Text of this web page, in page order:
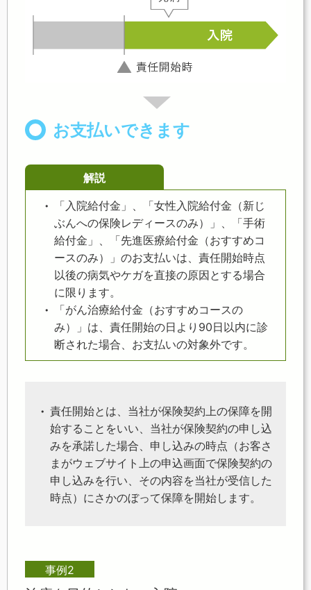
お支払いできます
解説
「入院給付金」、「女性入院給付金（新じ
ぶんへの保険レディースのみ）」、「手術
給付金」、「先進医療給付金（おすすめコ
ースのみ）」のお支払いは、責任開始時点
以後の病気やケガを直接の原因とする場合
に限ります。
「がん治療給付金（おすすめコースの
み）」は、責任開始の日より90日以内に診
断された場合、お支払いの対象外です。
責任開始とは、当社が保険契約上の保障を開
始することをいい、当社が保険契約の申し込
みを承諾した場合、申し込みの時点（お客さ
まがウェブサイト上の申込画面で保険契約の
申し込みを行い、その内容を当社が受信した
時点）にさかのぼって保障を開始します。
事例2